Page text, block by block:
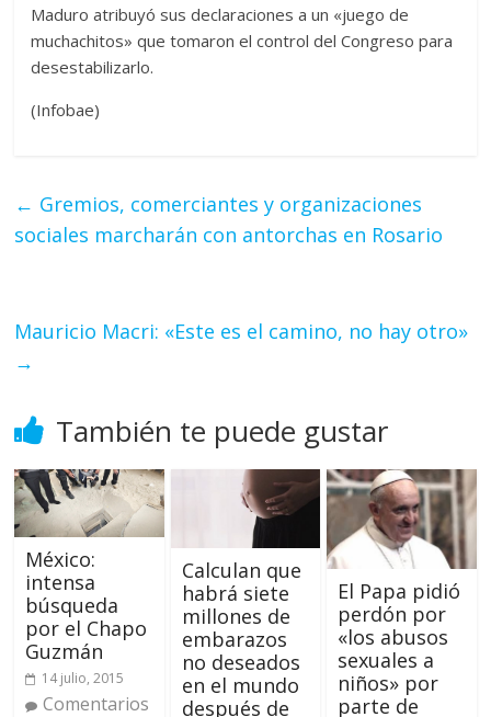
Maduro atribuyó sus declaraciones a un «juego de
muchachitos» que tomaron el control del Congreso para
desestabilizarlo.
(Infobae)
← Gremios, comerciantes y organizaciones
sociales marcharán con antorchas en Rosario
Mauricio Macri: «Este es el camino, no hay otro»
→
También te puede gustar
México:
intensa
búsqueda
por el Chapo
Guzmán
14 julio, 2015
Comentarios
Calculan que
habrá siete
millones de
embarazos
no deseados
en el mundo
después de
El Papa pidió
perdón por
«los abusos
sexuales a
niños» por
parte de